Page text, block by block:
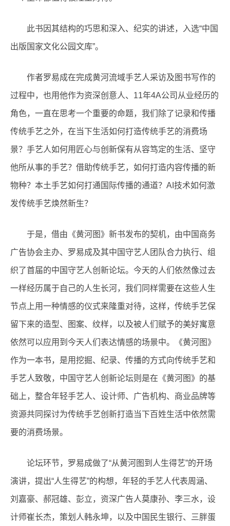
此书因其结构的巧思和深入、纪实的讲述，入选“中国
出版国家文化公园文库”。
作者罗易成在完成黄河流域手艺人采访及图书写作的
过程中，也用他作为资深创意人、11年4A公司从业经历的
角色，一直在思考一个重要的命题，我们除了记录和传播
传统手艺之外，在当下生活如何打造传统手艺的消费场
景？手艺人如何用匠心与创新保有从容笃定的生活、坚守
他所从事的手艺？借助传统手艺，如何打造内容传播的新
物种？本土手艺如何打通国际传播的通道？AI技术如何激
发传统手艺焕然新生？
于是，借由《黄河图》新书发布的契机，由中国商务
广告协会主办、罗易成及其中国守艺人团队合力执行、组
织了首届的中国守艺人创新论坛。今天的人们依然像过去
一样经历属于自己的人生长河，我们同样需要在这些人生
节点上用一种情感的仪式来隆重对待，这样，传统手艺保
留下来的造型、图案、纹样，以及被人们赋予的美好寓意
依然可以应用到今天人们表达情感的场景中。《黄河图》
作为一本书，是用挖掘、纪录、传播的方式向传统手艺和
手艺人致敬，中国守艺人创新论坛则是在《黄河图》的基
础上，整合年轻手艺人、设计师、广告机构、商业品牌等
资源共同探讨为传统手艺创新打造当下百姓生活中依然需
要的消费场景。
论坛环节，罗易成做了“从黄河图到人生得艺”的开场
演讲，提出“人生得艺”的构想，年轻的手艺人代表周涵、
刘嘉豪、郝冠雄、彭立，资深广告人莫康孙、李三水，设
计师崔长杰，策划人韩永坤，以及中国民生银行、三胖蛋